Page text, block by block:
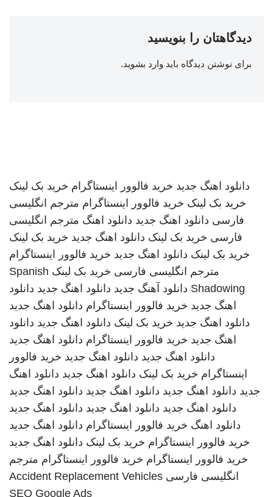
دیدگاهتان را بنویسید
برای نوشتن دیدگاه باید وارد بشوید.
دانلود اهنگ جدید خرید فالوور اینستاگرام خرید بک لینک
خرید بک لینک خرید فالوور اینستاگرام مترجم انگلیسی
فارسی دانلود اهنگ جدید دانلود اهنگ مترجم انگلیسی
فارسی خرید بک لینک دانلود اهنگ جدید خرید بک لینک
خرید بک لینک دانلود اهنگ جدید خرید فالوور اینستاگرام
مترجم انگلیسی فارسی خرید بک لینک Spanish
Shadowing دانلود آهنگ جدید دانلود اهنگ جدید دانلود
اهنگ جدید خرید فالوور اینستاگرام دانلود اهنگ جدید
دانلود اهنگ جدید خرید بک لینک دانلود اهنگ جدید دانلود
اهنگ جدید خرید فالوور اینستاگرام دانلود اهنگ جدید
دانلود اهنگ جدید دانلود اهنگ جدید خرید فالوور
اینستاگرام خرید بک لینک دانلود اهنگ جدید دانلود اهنگ
جدید دانلود اهنگ جدید دانلود اهنگ جدید دانلود اهنگ جدید
دانلود اهنگ جدید دانلود اهنگ جدید دانلود اهنگ جدید
دانلود اهنگ خرید فالوور اینستاگرام دانلود اهنگ جدید
خرید فالوور اینستاگرام خرید بک لینک دانلود اهنگ جدید
خرید فالوور اینستاگرام خرید فالوور اینستاگرام مترجم
انگلیسی فارسی Accident Replacement Vehicles
SEO Google Ads